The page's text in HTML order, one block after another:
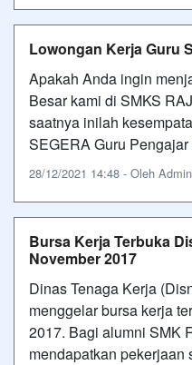
Lowongan Kerja Guru
Apakah Anda ingin
Besar kami di SMKS
saatnya inilah
SEGERA Guru
28/12/2021 14:48 - Oleh
Bursa Kerja Terbuka
November 2017
Dinas Tenaga Kerja
menggelar bursa kerja
2017. Bagi alumni SMK
mendapatkan pekerjaan